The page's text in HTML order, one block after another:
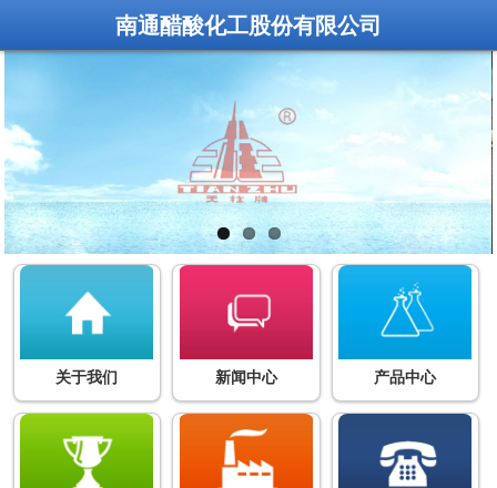
南通醋酸化工股份有限公司
关于我们 新闻中心 产品中心